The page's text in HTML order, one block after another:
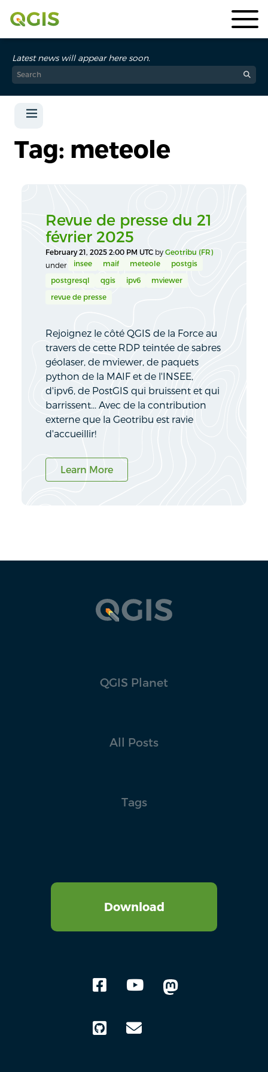
Latest news will appear here soon.
Tag: meteole
Revue de presse du 21
février 2025
February 21, 2025 2:00 PM UTC by Geotribu (FR)
under
insee maif meteole postgis
postgresql qgis ipv6 mviewer
revue de presse
Rejoignez le côté QGIS de la Force au
travers de cette RDP teintée de sabres
géolaser, de mviewer, de paquets
python de la MAIF et de l'INSEE,
d'ipv6, de PostGIS qui bruissent et qui
barrissent... Avec de la contribution
externe que la Geotribu est ravie
d'accueillir!
Learn More
QGIS Planet
All Posts
Tags
Download